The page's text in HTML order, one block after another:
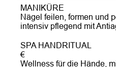
MANIKÜRE
Nägel feilen, formen und
intensiv pflegend mit
SPA
€
Wellness für die Hände,